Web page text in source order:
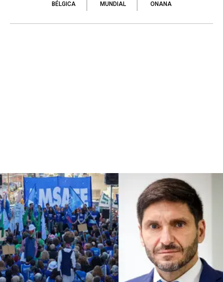
BÉLGICA MUNDIAL ONANA